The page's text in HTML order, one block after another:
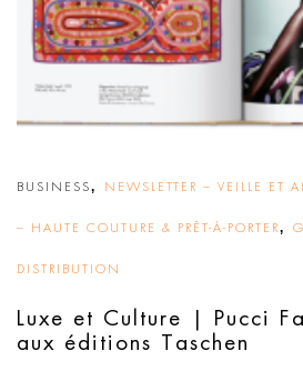
BUSINESS, NEWSLETTER – VEILLE ET
– HAUTE COUTURE & PRÊT-À-PORTER,
DISTRIBUTION
Luxe et Culture | Pucci
aux éditions Taschen